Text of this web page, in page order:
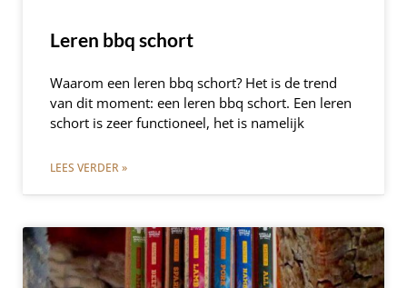
Leren bbq schort
Waarom een leren bbq schort? Het is de trend
van dit moment: een leren bbq schort. Een leren
schort is zeer functioneel, het is namelijk
LEES VERDER »